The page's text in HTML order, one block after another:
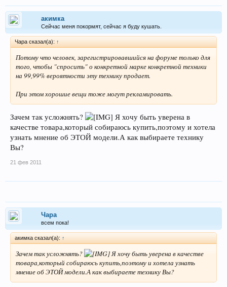
акимка
Сейчас меня покормят, сейчас я буду кушать.
Чара сказал(а): ↑
Потому что человек, зарегистрировавшийся на форуме только для
того, чтобы "спросить" о конкретной марке конкретной техники
на 99,99% вероятности эту технику продает.
При этом хорошие вещи тоже могут рекламировать.
Зачем так усложнять?
Я хочу быть уверена в
качестве товара,который собираюсь купить,поэтому и хотела
узнать мнение об ЭТОЙ модели.А как выбираете технику
Вы?
21 фев 2011
Чара
всем пока!
акимка сказал(а): ↑
Зачем так усложнять?
Я хочу быть уверена в качестве
товара,который собираюсь купить,поэтому и хотела узнать
мнение об ЭТОЙ модели.А как выбираете технику Вы?